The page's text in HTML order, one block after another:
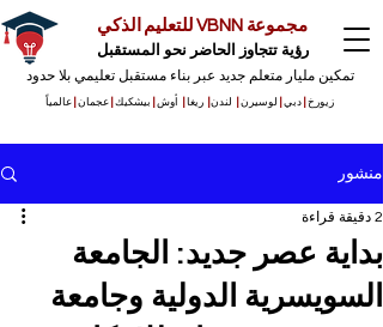
مجموعة VBNN للتعليم الذكي
رؤية تتجاوز الحاضر نحو المستقبل
تمكين مليار متعلم جديد عبر بناء مستقبل تعليمي بلا حدود
زيورخ دبي لوسيرن لندن ريغا أوش بيشكيك عجمان |عالمياً
منشور
بداية عصر جديد: الجامعة
السويسرية الدولية وجامعة
2 دقيقة قراءة